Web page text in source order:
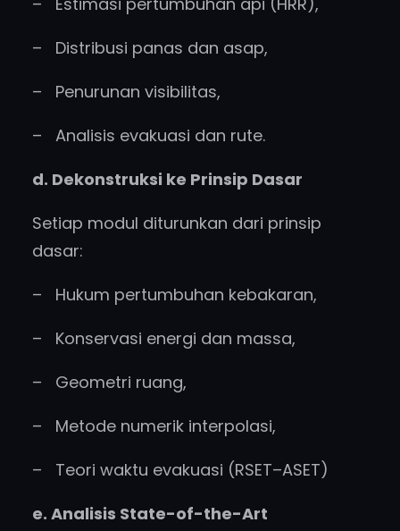
– Distribusi panas dan asap,
– Penurunan visibilitas,
– Analisis evakuasi dan rute.
d. Dekonstruksi ke Prinsip Dasar
Setiap modul diturunkan dari prinsip
dasar:
– Hukum pertumbuhan kebakaran,
– Konservasi energi dan massa,
– Geometri ruang,
– Metode numerik interpolasi,
– Teori waktu evakuasi (RSET–ASET)
e. Analisis State-of-the-Art